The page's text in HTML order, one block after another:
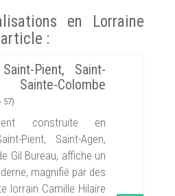
en Lorraine
:
Pient, Saint-
Colombe
57)
construite en
Pient, Saint-Agen,
Gil Bureau, affiche un
magnifié par des
lorrain Camille Hilaire